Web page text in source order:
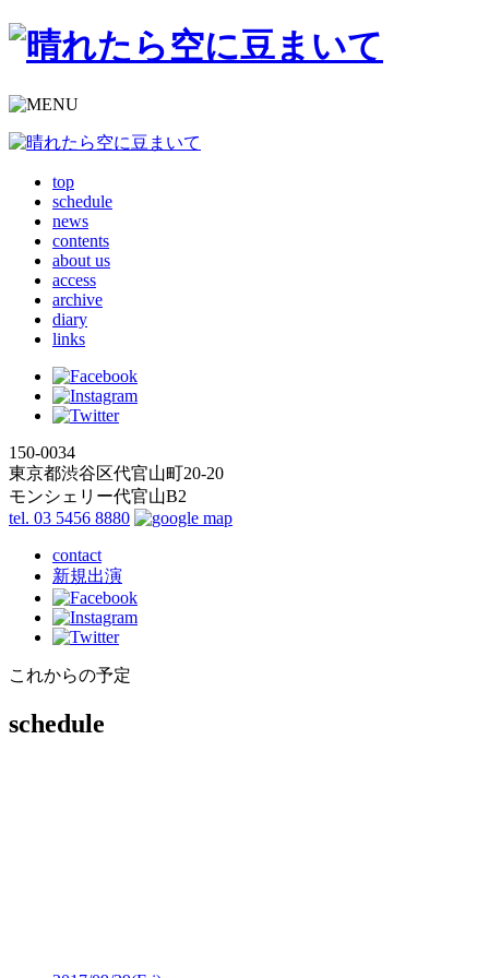
top
schedule
news
contents
about us
access
archive
diary
links
150-0034
東京都渋谷区代官山町20-20
モンシェリー代官山B2
tel. 03 5456 8880
contact
新規出演
これからの予定
schedule